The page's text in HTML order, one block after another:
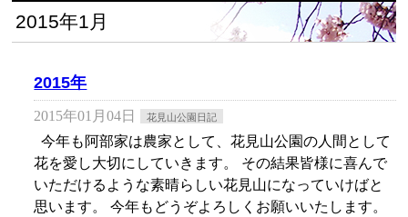
2015年1月
2015年
2015年01月04日 花見山公園日記
今年も阿部家は農家として、花見山公園の人間として
花を愛し大切にしていきます。 その結果皆様に喜んで
いただけるような素晴らしい花見山になっていけばと
思います。 今年もどうぞよろしくお願いいたします。